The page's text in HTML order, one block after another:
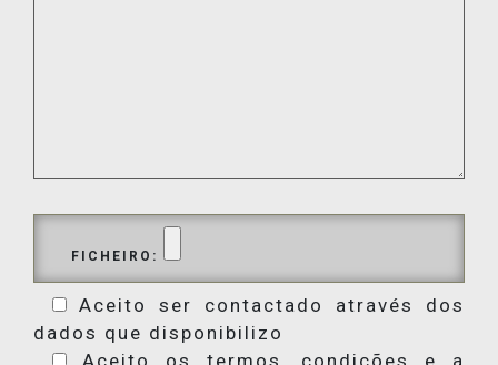
FICHEIRO:
Aceito ser contactado através dos
dados que disponibilizo
Aceito os termos, condições e a